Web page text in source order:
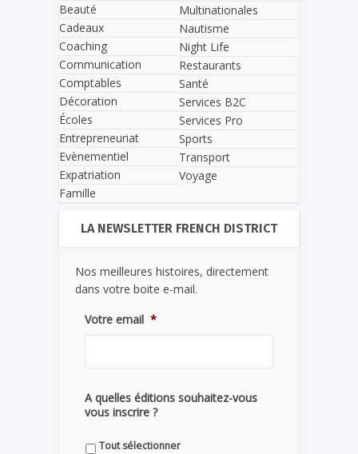
Beauté
Cadeaux
Coaching
Communication
Comptables
Décoration
Écoles
Entrepreneuriat
Evènementiel
Expatriation
Famille
Multinationales
Nautisme
Night Life
Restaurants
Santé
Services B2C
Services Pro
Sports
Transport
Voyage
LA NEWSLETTER FRENCH DISTRICT
Nos meilleures histoires, directement
dans votre boite e-mail.
Votre email *
A quelles éditions souhaitez-vous
vous inscrire ?
Tout sélectionner